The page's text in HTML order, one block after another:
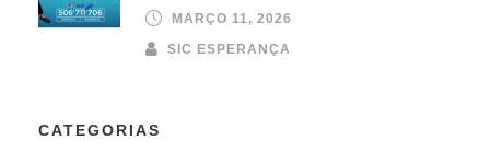
MARÇO 11, 2026
SIC ESPERANÇA
CATEGORIAS